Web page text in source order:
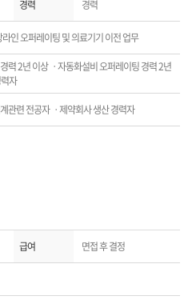
경력 경력
인 오퍼레이팅 및 의료기기 이전 업무
력 2년 이상 ㆍ자동화설비 오퍼레이팅 경력 2년
자
관련 전공자 ㆍ제약회사 생산 경력자
급여 면접 후 결정